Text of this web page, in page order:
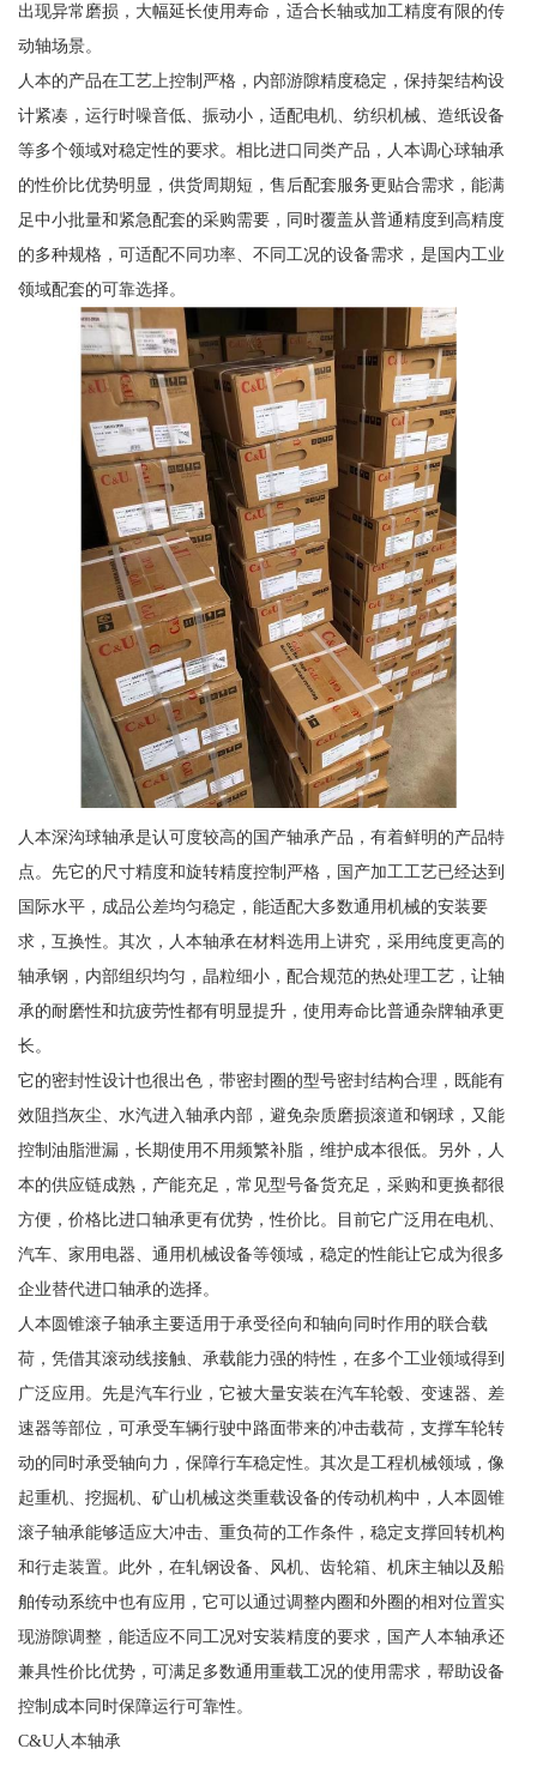
出现异常磨损，大幅延长使用寿命，适合长轴或加工精度有限的传
动轴场景。
人本的产品在工艺上控制严格，内部游隙精度稳定，保持架结构设
计紧凑，运行时噪音低、振动小，适配电机、纺织机械、造纸设备
等多个领域对稳定性的要求。相比进口同类产品，人本调心球轴承
的性价比优势明显，供货周期短，售后配套服务更贴合需求，能满
足中小批量和紧急配套的采购需要，同时覆盖从普通精度到高精度
的多种规格，可适配不同功率、不同工况的设备需求，是国内工业
领域配套的可靠选择。
人本深沟球轴承是认可度较高的国产轴承产品，有着鲜明的产品特
点。先它的尺寸精度和旋转精度控制严格，国产加工工艺已经达到
国际水平，成品公差均匀稳定，能适配大多数通用机械的安装要
求，互换性。其次，人本轴承在材料选用上讲究，采用纯度更高的
轴承钢，内部组织均匀，晶粒细小，配合规范的热处理工艺，让轴
承的耐磨性和抗疲劳性都有明显提升，使用寿命比普通杂牌轴承更
长。
它的密封性设计也很出色，带密封圈的型号密封结构合理，既能有
效阻挡灰尘、水汽进入轴承内部，避免杂质磨损滚道和钢球，又能
控制油脂泄漏，长期使用不用频繁补脂，维护成本很低。另外，人
本的供应链成熟，产能充足，常见型号备货充足，采购和更换都很
方便，价格比进口轴承更有优势，性价比。目前它广泛用在电机、
汽车、家用电器、通用机械设备等领域，稳定的性能让它成为很多
企业替代进口轴承的选择。
人本圆锥滚子轴承主要适用于承受径向和轴向同时作用的联合载
荷，凭借其滚动线接触、承载能力强的特性，在多个工业领域得到
广泛应用。先是汽车行业，它被大量安装在汽车轮毂、变速器、差
速器等部位，可承受车辆行驶中路面带来的冲击载荷，支撑车轮转
动的同时承受轴向力，保障行车稳定性。其次是工程机械领域，像
起重机、挖掘机、矿山机械这类重载设备的传动机构中，人本圆锥
滚子轴承能够适应大冲击、重负荷的工作条件，稳定支撑回转机构
和行走装置。此外，在轧钢设备、风机、齿轮箱、机床主轴以及船
舶传动系统中也有应用，它可以通过调整内圈和外圈的相对位置实
现游隙调整，能适应不同工况对安装精度的要求，国产人本轴承还
兼具性价比优势，可满足多数通用重载工况的使用需求，帮助设备
控制成本同时保障运行可靠性。
C&U人本轴承